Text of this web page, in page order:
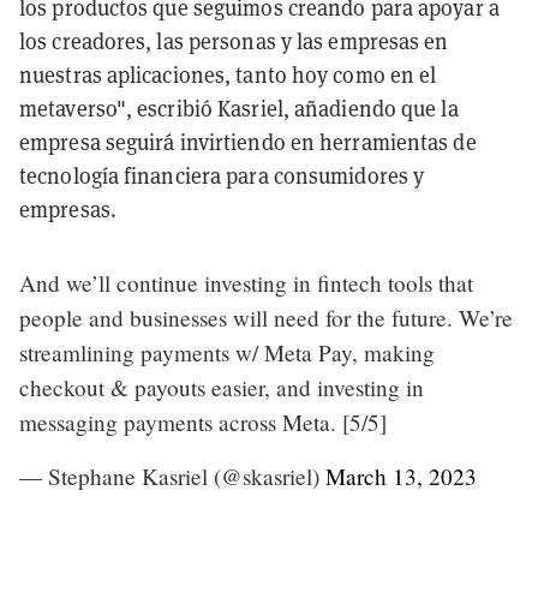
los productos que seguimos creando para apoyar a
los creadores, las personas y las empresas en
nuestras aplicaciones, tanto hoy como en el
metaverso", escribió Kasriel, añadiendo que la
empresa seguirá invirtiendo en herramientas de
tecnología financiera para consumidores y
empresas.
And we’ll continue investing in fintech tools that
people and businesses will need for the future. We’re
streamlining payments w/ Meta Pay, making
checkout & payouts easier, and investing in
messaging payments across Meta. [5/5]
— Stephane Kasriel (@skasriel) March 13, 2023